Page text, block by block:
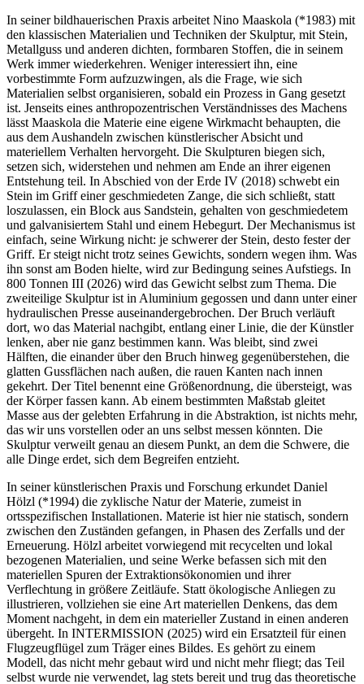
In seiner bildhauerischen Praxis arbeitet Nino Maaskola (*1983) mit
den klassischen Materialien und Techniken der Skulptur, mit Stein,
Metallguss und anderen dichten, formbaren Stoffen, die in seinem
Werk immer wiederkehren. Weniger interessiert ihn, eine
vorbestimmte Form aufzuzwingen, als die Frage, wie sich
Materialien selbst organisieren, sobald ein Prozess in Gang gesetzt
ist. Jenseits eines anthropozentrischen Verständnisses des Machens
lässt Maaskola die Materie eine eigene Wirkmacht behaupten, die
aus dem Aushandeln zwischen künstlerischer Absicht und
materiellem Verhalten hervorgeht. Die Skulpturen biegen sich,
setzen sich, widerstehen und nehmen am Ende an ihrer eigenen
Entstehung teil. In Abschied von der Erde IV (2018) schwebt ein
Stein im Griff einer geschmiedeten Zange, die sich schließt, statt
loszulassen, ein Block aus Sandstein, gehalten von geschmiedetem
und galvanisiertem Stahl und einem Hebegurt. Der Mechanismus ist
einfach, seine Wirkung nicht: je schwerer der Stein, desto fester der
Griff. Er steigt nicht trotz seines Gewichts, sondern wegen ihm. Was
ihn sonst am Boden hielte, wird zur Bedingung seines Aufstiegs. In
800 Tonnen III (2026) wird das Gewicht selbst zum Thema. Die
zweiteilige Skulptur ist in Aluminium gegossen und dann unter einer
hydraulischen Presse auseinandergebrochen. Der Bruch verläuft
dort, wo das Material nachgibt, entlang einer Linie, die der Künstler
lenken, aber nie ganz bestimmen kann. Was bleibt, sind zwei
Hälften, die einander über den Bruch hinweg gegenüberstehen, die
glatten Gussflächen nach außen, die rauen Kanten nach innen
gekehrt. Der Titel benennt eine Größenordnung, die übersteigt, was
der Körper fassen kann. Ab einem bestimmten Maßstab gleitet
Masse aus der gelebten Erfahrung in die Abstraktion, ist nichts mehr,
das wir uns vorstellen oder an uns selbst messen könnten. Die
Skulptur verweilt genau an diesem Punkt, an dem die Schwere, die
alle Dinge erdet, sich dem Begreifen entzieht.
In seiner künstlerischen Praxis und Forschung erkundet Daniel
Hölzl (*1994) die zyklische Natur der Materie, zumeist in
ortsspezifischen Installationen. Materie ist hier nie statisch, sondern
zwischen den Zuständen gefangen, in Phasen des Zerfalls und der
Erneuerung. Hölzl arbeitet vorwiegend mit recycelten und lokal
bezogenen Materialien, und seine Werke befassen sich mit den
materiellen Spuren der Extraktionsökonomien und ihrer
Verflechtung in größere Zeitläufe. Statt ökologische Anliegen zu
illustrieren, vollziehen sie eine Art materiellen Denkens, das dem
Moment nachgeht, in dem ein materieller Zustand in einen anderen
übergeht. In INTERMISSION (2025) wird ein Ersatzteil für einen
Flugzeugflügel zum Träger eines Bildes. Es gehört zu einem
Modell, das nicht mehr gebaut wird und nicht mehr fliegt; das Teil
selbst wurde nie verwendet, lag stets bereit und trug das theoretische